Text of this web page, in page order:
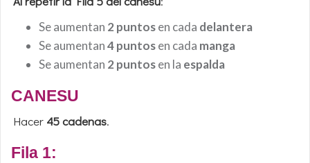
Se aumentan 2 puntosen cada delantera
Se aumentan4 puntosen cada manga
Se aumentan 2 puntosen la espalda
CANESU
Hacer 45cadenas.
Fila 1: